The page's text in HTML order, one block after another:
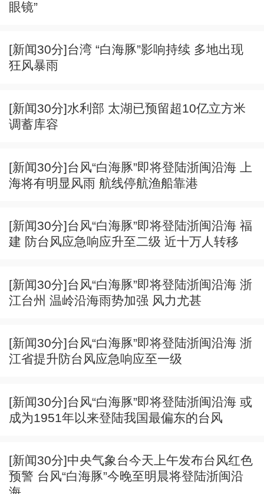
眼镜”
[新闻30分]台湾 “白海豚”影响持续 多地出现
狂风暴雨
[新闻30分]水利部 太湖已预留超10亿立方米
调蓄库容
[新闻30分]台风“白海豚”即将登陆浙闽沿海 上
海将有明显风雨 航线停航渔船靠港
[新闻30分]台风“白海豚”即将登陆浙闽沿海 福
建 防台风应急响应升至二级 近十万人转移
[新闻30分]台风“白海豚”即将登陆浙闽沿海 浙
江台州 温岭沿海雨势加强 风力尤甚
[新闻30分]台风“白海豚”即将登陆浙闽沿海 浙
江省提升防台风应急响应至一级
[新闻30分]台风“白海豚”即将登陆浙闽沿海 或
成为1951年以来登陆我国最偏东的台风
[新闻30分]中央气象台今天上午发布台风红色
预警 台风“白海豚”今晚至明晨将登陆浙闽沿